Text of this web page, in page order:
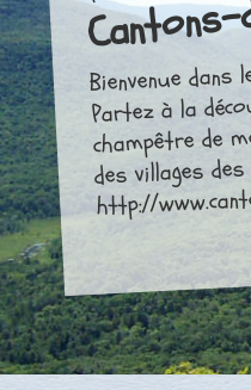
Bienvenue
Partez à la
champêtre de
des villages
http://